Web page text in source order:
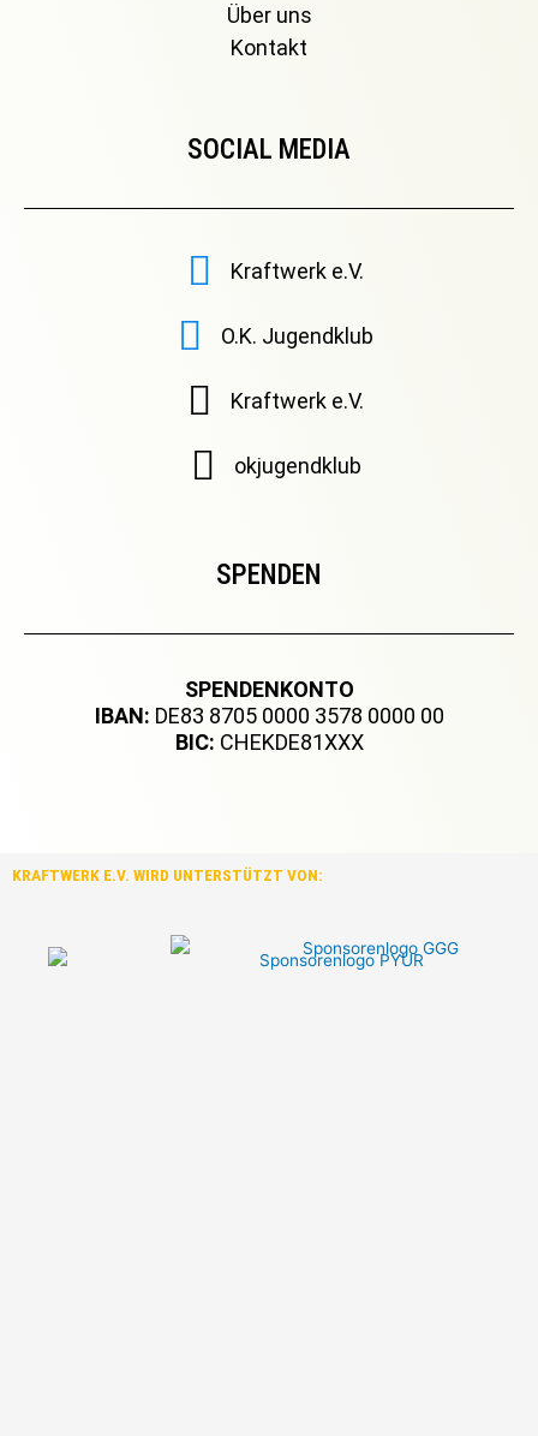
Über uns
Kontakt
SOCIAL MEDIA
Kraftwerk e.V.
O.K. Jugendklub
Kraftwerk e.V.
okjugendklub
SPENDEN
SPENDENKONTO
IBAN: DE83 8705 0000 3578 0000 00
BIC: CHEKDE81XXX
KRAFTWERK E.V. WIRD UNTERSTÜTZT VON: